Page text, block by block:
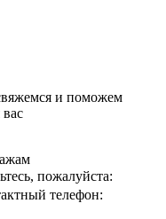
и поможем
пожалуйста:
телефон: